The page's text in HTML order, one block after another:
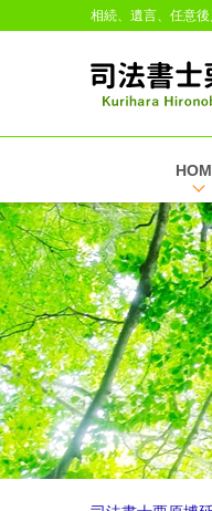
相続、遺言、任意